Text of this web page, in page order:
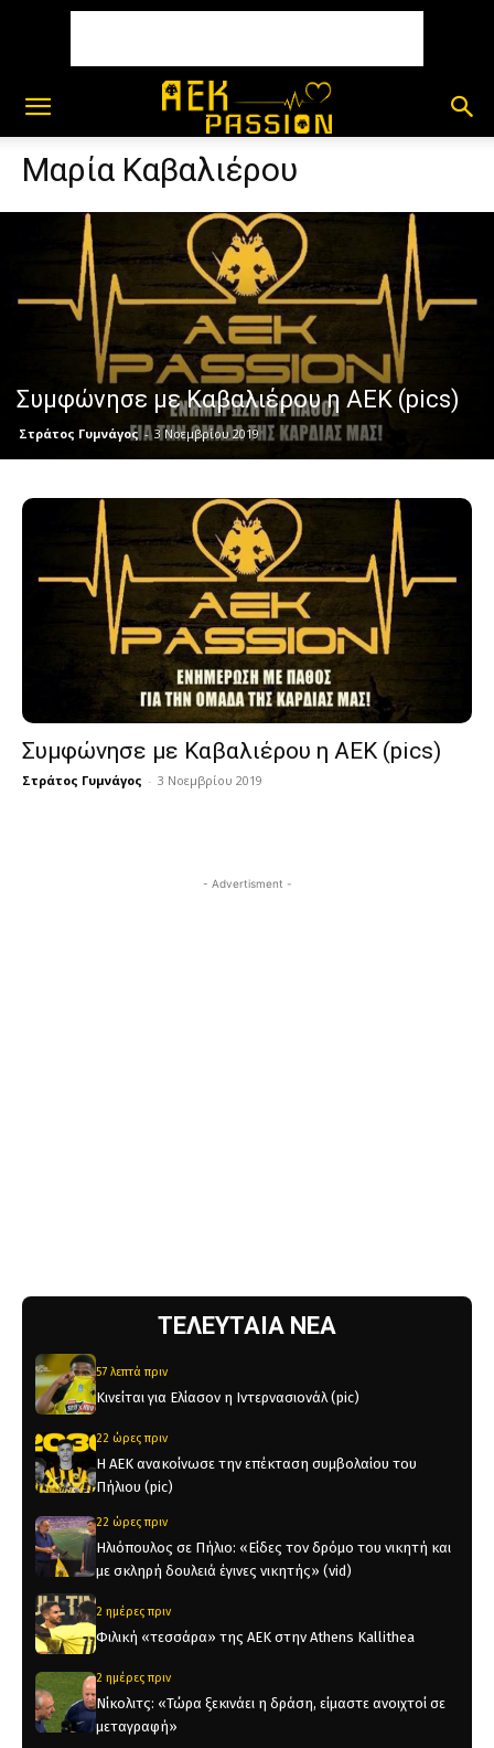
Μαρία Καβαλιέρου
Συμφώνησε με Καβαλιέρου η ΑΕΚ (pics)
Στράτος Γυμνάγος - 3 Νοεμβρίου 2019
Συμφώνησε με Καβαλιέρου η ΑΕΚ (pics)
Στράτος Γυμνάγος - 3 Νοεμβρίου 2019
- Advertisment -
ΤΕΛΕΥΤΑΙΑ ΝΕΑ
57 λεπτά πριν
Κινείται για Ελίασον η Ιντερνασιονάλ (pic)
22 ώρες πριν
Η ΑΕΚ ανακοίνωσε την επέκταση συμβολαίου του
Πήλιου (pic)
22 ώρες πριν
Ηλιόπουλος σε Πήλιο: «Είδες τον δρόμο του νικητή και
με σκληρή δουλειά έγινες νικητής» (vid)
2 ημέρες πριν
Φιλική «τεσσάρα» της ΑΕΚ στην Athens Kallithea
2 ημέρες πριν
Νίκολιτς: «Τώρα ξεκινάει η δράση, είμαστε ανοιχτοί σε
μεταγραφή»